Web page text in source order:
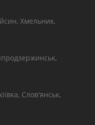
Хмельник,
Слов'янськ,